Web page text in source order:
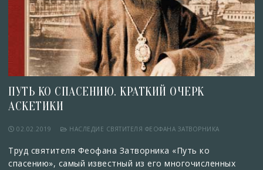
ПУТЬ КО СПАСЕНИЮ. КРАТКИЙ ОЧЕРК
АСКЕТИКИ
02.02.2019 НАСЛЕДИЕ СВЯТИТЕЛЯ ФЕОФАНА ЗАТВОРНИКА
Труд святителя Феофана Затворника «Путь ко
спасению», самый известный из его многочисленных